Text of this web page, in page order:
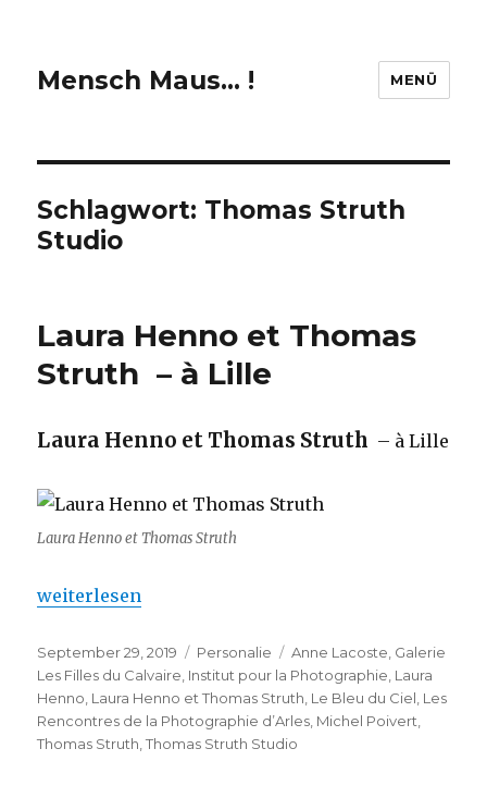
Mensch Maus… ! MENÜ
Schlagwort: Thomas Struth
Studio
Laura Henno et Thomas
Struth – à Lille
Laura Henno et Thomas Struth – à Lille
Laura Henno et Thomas Struth
„Laura Henno et Thomas Struth – à Lille“
weiterlesen
Veröffentlicht
am
September 29, 2019 Kategorien
Personalie Schlagwörter
Anne Lacoste Galerie
Les Filles du Calvaire Institut pour la Photographie Laura
Henno Laura Henno et Thomas Struth Le Bleu du Ciel Les
Rencontres de la Photographie d’Arles Michel Poivert
Thomas Struth ,Thomas Struth Studio